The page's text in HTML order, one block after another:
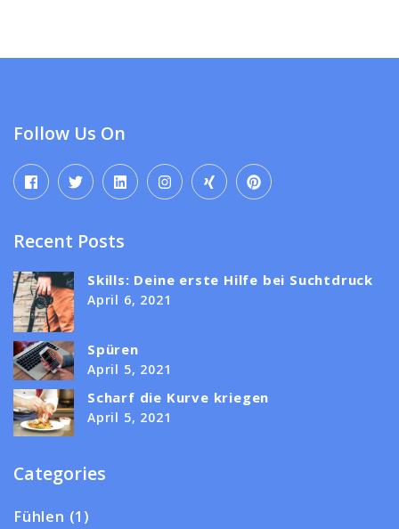
Follow Us On
Recent Posts
Skills: Deine erste Hilfe bei Suchtdruck
April 6, 2021
Spüren
April 5, 2021
Scharf die Kurve kriegen
April 5, 2021
Categories
Fühlen (1)